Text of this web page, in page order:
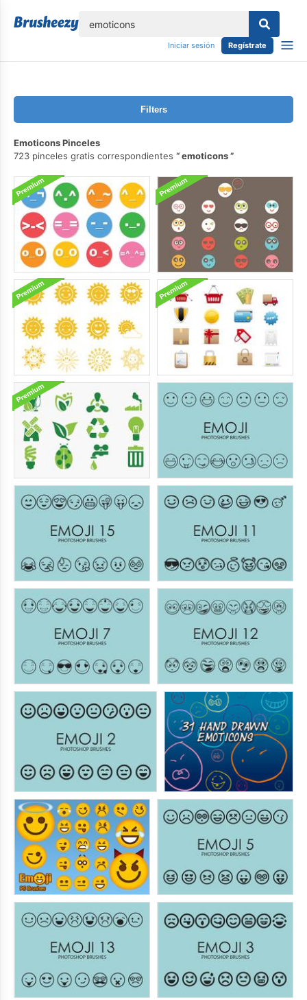
Iniciar sesión Regístrate
Filters
Emoticons Pinceles
723 pinceles gratis correspondientes
emoticons